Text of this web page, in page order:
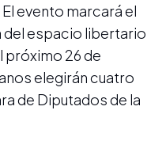
evento marcará el
del espacio libertario
próximo 26 de
elegirán cuatro
de Diputados de la